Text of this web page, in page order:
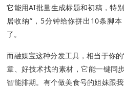
它能用AI批量生成标题和初稿，特
居收纳”，5分钟给你拼出10条脚
了。
而融媒宝这种分发工具，相当于你
章、好技术找的素材，它能一键同
智能排期。有个做美食号的姐妹跟